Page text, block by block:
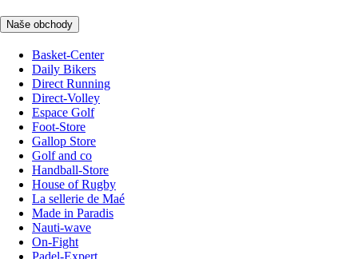
Naše obchody
Basket-Center
Daily Bikers
Direct Running
Direct-Volley
Espace Golf
Foot-Store
Gallop Store
Golf and co
Handball-Store
House of Rugby
La sellerie de Maé
Made in Paradis
Nauti-wave
On-Fight
Padel-Expert